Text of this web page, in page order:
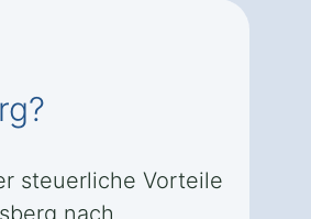
steuerliche Vorteile